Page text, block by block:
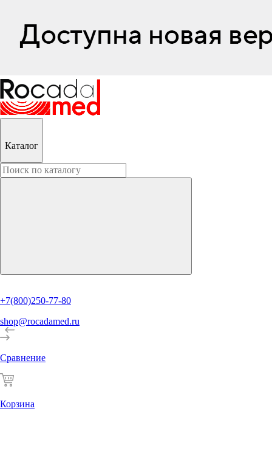
Каталог
+7(800)250-77-80
shop@rocadamed.ru
Сравнение
Корзина